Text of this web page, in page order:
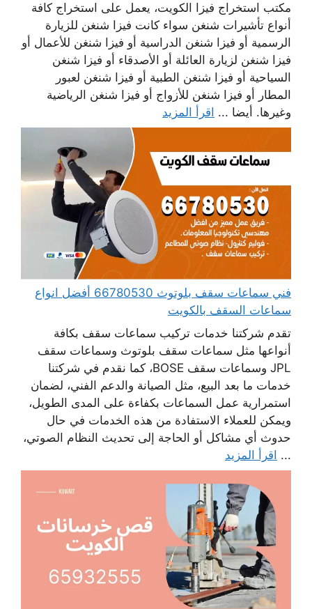
مكتب استخراج فيزا الكويت، يعمل على استخراج كافة
أنواع تأشيرات شنغن سواء كانت فيزا شنغن للزيارة
الرسمية أو فيزا شنغن الدراسية أو فيزا شنغن للأعمال أو
فيزا شنغن لزيارة العائلة أو الأصدقاء أو فيزا شنغن
السياحية أو فيزا شنغن الطبية أو فيزا شنغن لعبور
المطار أو فيزا شنغن للأزواج أو فيزا شنغن الرياضية
وغيرها. أيضا ... اقرأ المزيد
فني سماعات سقف بلوتوث 66780530 أفضل انواع
سماعات السقف بالكويت
تقدم شركتنا خدمات تركيب سماعات سقف بكافة
أنواعها مثل سماعات سقف بلوتوث وسماعات سقف
JPL وسماعات سقف BOSE، كما نقدم في شركتنا
خدمات ما بعد البيع، مثل الصيانة والدعم الفني، لضمان
استمرارية عمل السماعات بكفاءة على المدى الطويل،
ويمكن للعملاء الاستفادة من هذه الخدمات في حال
حدوث أي مشاكل أو الحاجة إلى تحديث النظام الصوتي،
... اقرأ المزيد